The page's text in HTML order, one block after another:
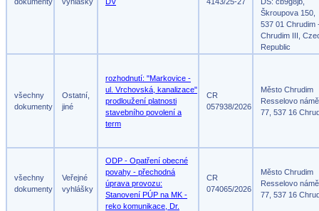
Škroupova 150,
537 01 Chrudim
Chrudim III,
Republic
všechny
dokumenty
Ostatní,
jiné
rozhodnutí: "Markovice -
ul. Vrchovská, kanalizace"
prodloužení platnosti
stavebního povolení a
term
CR
057938/2026
Město Chrudim
Resselovo
77, 537 16
všechny
dokumenty
Veřejné
vyhlášky
ODP - Opatření obecné
povahy - přechodná
úprava provozu:
Stanovení PÚP na MK -
reko komunikace, Dr.
CR
074065/2026
Město Chrudim
Resselovo
77, 537 16